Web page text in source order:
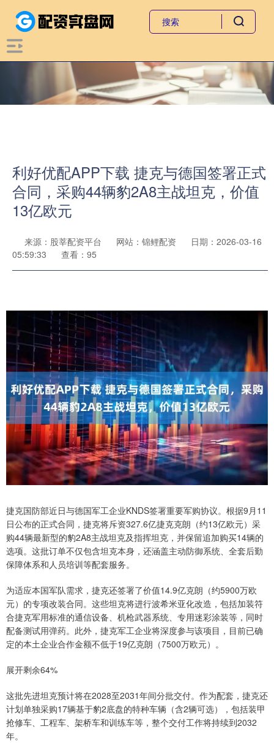
利好优配APP下载 捷克与德国签署正式
合同，采购44辆豹2A8主战坦克，价值
13亿欧元
来源：股莘配资平台 网站：锦鲤配资
日期：2026-03-16
05:59:33
查看：95
捷克国防部近日与德国军工企业KNDS签署重要军购协议。根据9月11
日公布的正式合同，捷克将斥资327.6亿捷克克朗（约13亿欧元）采
购44辆最新型的豹2A8主战坦克及指挥坦克，并保留追加购买14辆的
选项。这批订单不仅包含坦克本身，还涵盖主动防御系统、全套后勤
保障体系和人员培训等配套服务。
为适应本国军队需求，捷克还签署了价值14.9亿克朗（约5900万欧
元）的专项改装合同。这些坦克将进行波希米亚化改造，包括加装符
合捷克军用标准的通信设备、机枪武器系统、专用迷彩涂装等，同时
配备测试用弹药。此外，捷克军工企业将深度参与该项目，目前已确
定的本土企业合作金额不低于19亿克朗（7500万欧元）。
展开剩余64%
这批先进坦克预计将在2028至2031年间分批交付。作为配套，捷克还
计划单独采购17辆基于豹2底盘的特种车辆（含2辆可选），包括装甲
抢修车、工程车、架桥车和训练车等，整个交付工作将持续到2032
年。